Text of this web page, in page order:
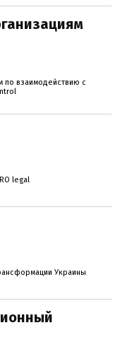
по взаимодействию с
legal
Украины